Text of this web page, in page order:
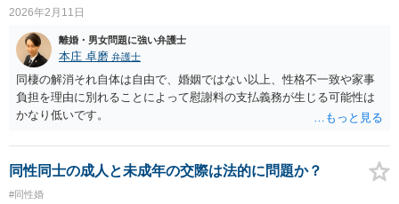
2026年2月11日
離婚・男女問題に強い弁護士
本庄 卓磨 弁護士
同棲の解消それ自体は自由で、婚姻ではない以上、性格不一致や家事
負担を理由に別れることによって慰謝料の支払義務が生じる可能性は
かなり低いです。
同性同士の成人と未成年の交際は法的に問題か？
#同性婚